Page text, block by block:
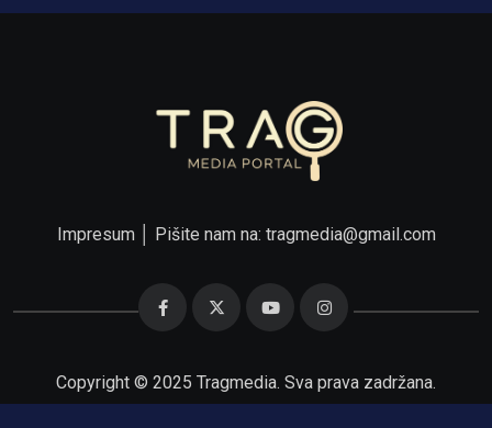
Impresum│ Pišite nam na: tragmedia@gmail.com
Copyright © 2025 Tragmedia. Sva prava zadržana.